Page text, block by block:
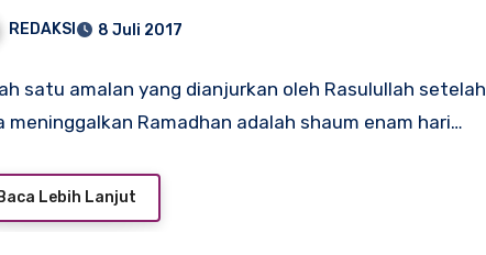
REDAKSI 8 Juli 2017
satu amalan yang dianjurkan oleh Rasulullah setelah
meninggalkan Ramadhan adalah shaum enam hari…
Baca Lebih Lanjut